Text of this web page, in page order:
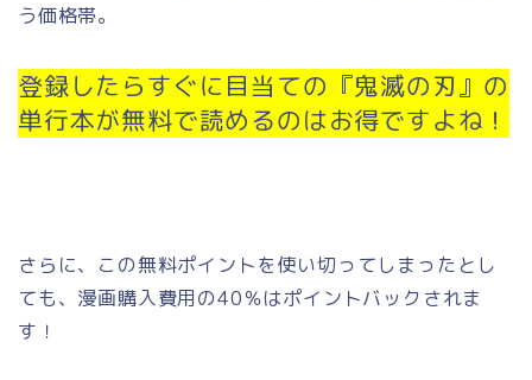
う価格帯。
登録したらすぐに目当ての『鬼滅の刃』の
単行本が無料で読めるのはお得ですよね！
さらに、この無料ポイントを使い切ってしまったとし
ても、漫画購入費用の40％はポイントバックされま
す！